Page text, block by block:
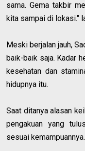
sama. Gema takbir
kita sampai di lokasi."
Meski berjalan jauh,
baik-baik saja. Kadar
kesehatan dan
hidupnya itu.
Saat ditanya alasan
pengakuan yang
sesuai kemampuannya.